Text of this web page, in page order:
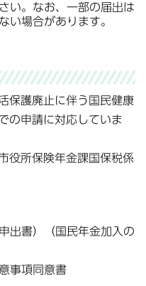
い。なお、一部の届出は
い場合があります。
保護廃止に伴う国民健康
の申請に対応していま
役所保険年金課国保税係
出書）（国民年金加入の
事項同意書